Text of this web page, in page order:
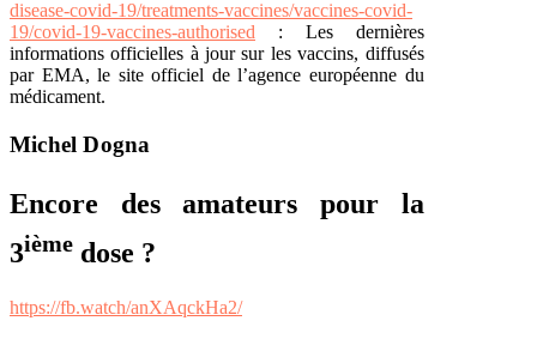
disease-covid-19/treatments-vaccines/vaccines-covid-
19/covid-19-vaccines-authorised : Les dernières
informations officielles à jour sur les vaccins, diffusés
par EMA, le site officiel de l’agence européenne du
médicament.
Michel Dogna
Encore des amateurs pour la
3ième dose ?
https://fb.watch/anXAqckHa2/